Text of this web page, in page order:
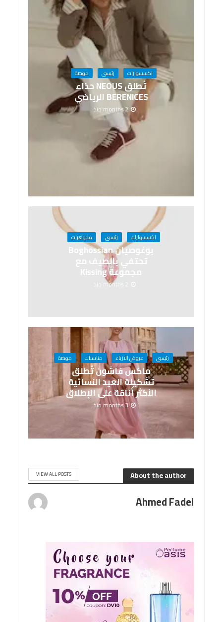
اكسسوارات رئيسى موضة
تُطلق NEOUS حذاء
BERENICES الرياضي
2 months منذ
اكسسوارات رئيسى مجوهرات
بوغوصيان Boghossian
تحتفي بالصيف مع
مجموعة Kissing
2 months منذ
رئيسى عروض الازياء مناسبات موضة
ماكس فاشون تُطلق
تشكيلة العيد النسائية
الأكثر أناقة على الإطلاق
3 months منذ
About the author
VIEW ALL POSTS
Ahmed Fadel